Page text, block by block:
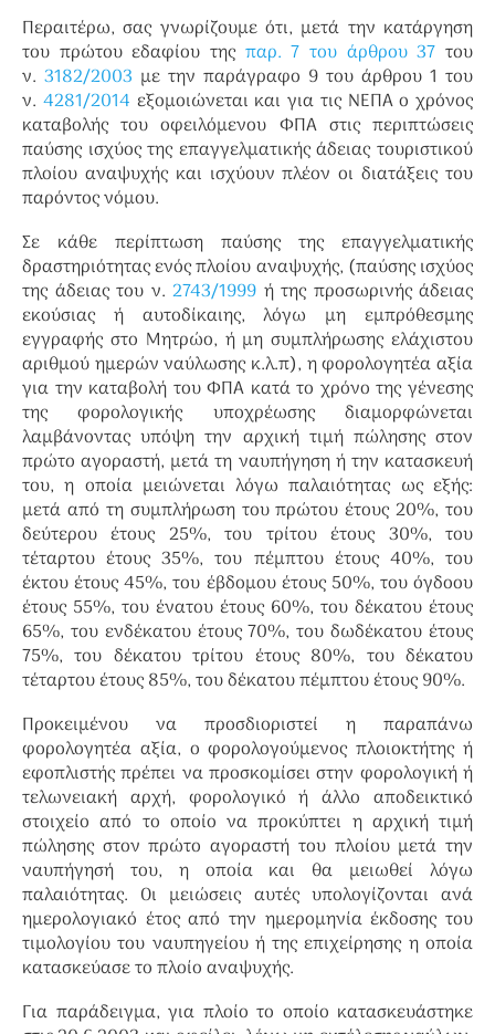
Περαιτέρω, σας γνωρίζουμε ότι, μετά την κατάργηση
του πρώτου εδαφίου της παρ. 7 του άρθρου 37 του
ν. 3182/2003 με την παράγραφο 9 του άρθρου 1 του
ν. 4281/2014 εξομοιώνεται και για τις ΝΕΠΑ ο χρόνος
καταβολής του οφειλόμενου ΦΠΑ στις περιπτώσεις
παύσης ισχύος της επαγγελματικής άδειας τουριστικού
πλοίου αναψυχής και ισχύουν πλέον οι διατάξεις του
παρόντος νόμου.
Σε κάθε περίπτωση παύσης της επαγγελματικής
δραστηριότητας ενός πλοίου αναψυχής, (παύσης ισχύος
της άδειας του ν. 2743/1999 ή της προσωρινής άδειας
εκούσιας ή αυτοδίκαιης, λόγω μη εμπρόθεσμης
εγγραφής στο Μητρώο, ή μη συμπλήρωσης ελάχιστου
αριθμού ημερών ναύλωσης κ.λ.π), η φορολογητέα αξία
για την καταβολή του ΦΠΑ κατά το χρόνο της γένεσης
της φορολογικής υποχρέωσης διαμορφώνεται
λαμβάνοντας υπόψη την αρχική τιμή πώλησης στον
πρώτο αγοραστή, μετά τη ναυπήγηση ή την κατασκευή
του, η οποία μειώνεται λόγω παλαιότητας ως εξής:
μετά από τη συμπλήρωση του πρώτου έτους 20%, του
δεύτερου έτους 25%, του τρίτου έτους 30%, του
τέταρτου έτους 35%, του πέμπτου έτους 40%, του
έκτου έτους 45%, του έβδομου έτους 50%, του όγδοου
έτους 55%, του ένατου έτους 60%, του δέκατου έτους
65%, του ενδέκατου έτους 70%, του δωδέκατου έτους
75%, του δέκατου τρίτου έτους 80%, του δέκατου
τέταρτου έτους 85%, του δέκατου πέμπτου έτους 90%.
Προκειμένου να προσδιοριστεί η παραπάνω
φορολογητέα αξία, ο φορολογούμενος πλοιοκτήτης ή
εφοπλιστής πρέπει να προσκομίσει στην φορολογική ή
τελωνειακή αρχή, φορολογικό ή άλλο αποδεικτικό
στοιχείο από το οποίο να προκύπτει η αρχική τιμή
πώλησης στον πρώτο αγοραστή του πλοίου μετά την
ναυπήγησή του, η οποία και θα μειωθεί λόγω
παλαιότητας. Οι μειώσεις αυτές υπολογίζονται ανά
ημερολογιακό έτος από την ημερομηνία έκδοσης του
τιμολογίου του ναυπηγείου ή της επιχείρησης η οποία
κατασκεύασε το πλοίο αναψυχής.
Για παράδειγμα, για πλοίο το οποίο κατασκευάστηκε